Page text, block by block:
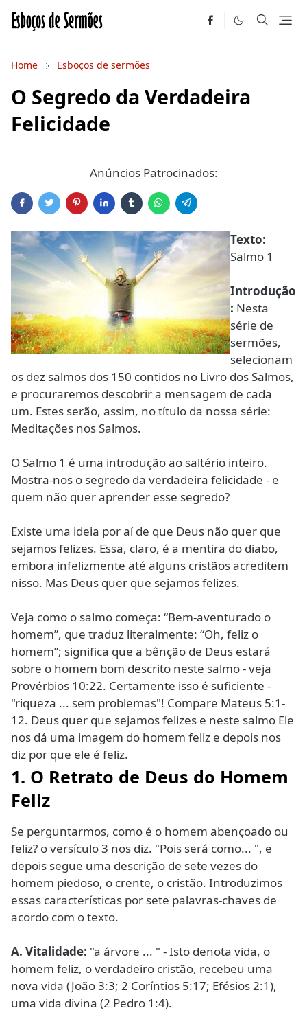
Home Esboços de sermões
O Segredo da Verdadeira
Felicidade
Anúncios Patrocinados:
Texto:
Salmo 1
Introdução
: Nesta
série de
sermões,
selecionam
os dez salmos dos 150 contidos no Livro dos Salmos,
e procuraremos descobrir a mensagem de cada
um. Estes serão, assim, no título da nossa série:
Meditações nos Salmos.
O Salmo 1 é uma introdução ao saltério inteiro.
Mostra-nos o segredo da verdadeira felicidade - e
quem não quer aprender esse segredo?
Existe uma ideia por aí de que Deus não quer que
sejamos felizes. Essa, claro, é a mentira do diabo,
embora infelizmente até alguns cristãos acreditem
nisso. Mas Deus quer que sejamos felizes.
Veja como o salmo começa: “Bem-aventurado o
homem”, que traduz literalmente: “Oh, feliz o
homem”; significa que a bênção de Deus estará
sobre o homem bom descrito neste salmo - veja
Provérbios 10:22. Certamente isso é suficiente -
"riqueza ... sem problemas"! Compare Mateus 5:1-
12. Deus quer que sejamos felizes e neste salmo Ele
nos dá uma imagem do homem feliz e depois nos
diz por que ele é feliz.
1. O Retrato de Deus do Homem
Feliz
Se perguntarmos, como é o homem abençoado ou
feliz? o versículo 3 nos diz. "Pois será como... ", e
depois segue uma descrição de sete vezes do
homem piedoso, o crente, o cristão. Introduzimos
essas características por sete palavras-chaves de
acordo com o texto.
A. Vitalidade: "a árvore ... " - Isto denota vida, o
homem feliz, o verdadeiro cristão, recebeu uma
nova vida (João 3:3; 2 Coríntios 5:17; Efésios 2:1),
uma vida divina (2 Pedro 1:4).